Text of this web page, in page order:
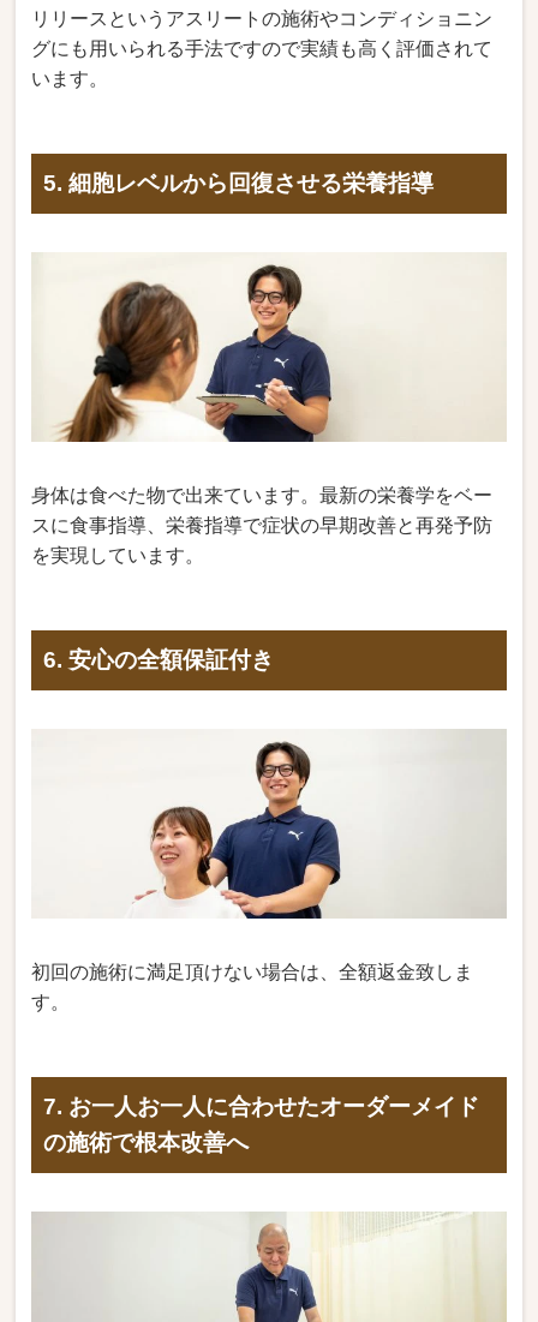
リリースというアスリートの施術やコンディショニン
グにも用いられる手法ですので実績も高く評価されて
います。
5. 細胞レベルから回復させる栄養指導
身体は食べた物で出来ています。最新の栄養学をベー
スに食事指導、栄養指導で症状の早期改善と再発予防
を実現しています。
6. 安心の全額保証付き
初回の施術に満足頂けない場合は、全額返金致しま
す。
7. お一人お一人に合わせたオーダーメイド
の施術で根本改善へ